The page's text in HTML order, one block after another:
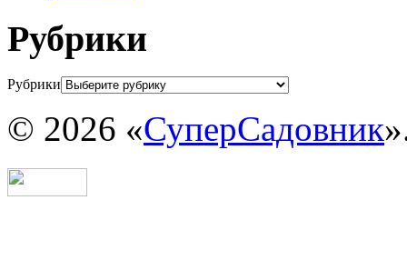
Рубрики
Рубрики
© 2026 «СуперСадовник